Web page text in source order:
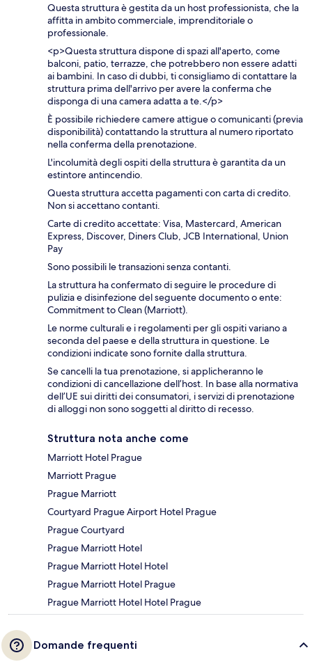
Questa struttura è gestita da un host professionista, che la
affitta in ambito commerciale, imprenditoriale o
professionale.
<p>Questa struttura dispone di spazi all'aperto, come
balconi, patio, terrazze, che potrebbero non essere adatti
ai bambini. In caso di dubbi, ti consigliamo di contattare la
struttura prima dell'arrivo per avere la conferma che
disponga di una camera adatta a te.</p>
È possibile richiedere camere attigue o comunicanti (previa
disponibilità) contattando la struttura al numero riportato
nella conferma della prenotazione.
L'incolumità degli ospiti della struttura è garantita da un
estintore antincendio.
Questa struttura accetta pagamenti con carta di credito.
Non si accettano contanti.
Carte di credito accettate: Visa, Mastercard, American
Express, Discover, Diners Club, JCB International, Union
Pay
Sono possibili le transazioni senza contanti.
La struttura ha confermato di seguire le procedure di
pulizia e disinfezione del seguente documento o ente:
Commitment to Clean (Marriott).
Le norme culturali e i regolamenti per gli ospiti variano a
seconda del paese e della struttura in questione. Le
condizioni indicate sono fornite dalla struttura.
Se cancelli la tua prenotazione, si applicheranno le
condizioni di cancellazione dell’host. In base alla normativa
dell’UE sui diritti dei consumatori, i servizi di prenotazione
di alloggi non sono soggetti al diritto di recesso.
Struttura nota anche come
Marriott Hotel Prague
Marriott Prague
Prague Marriott
Courtyard Prague Airport Hotel Prague
Prague Courtyard
Prague Marriott Hotel
Prague Marriott Hotel Hotel
Prague Marriott Hotel Prague
Prague Marriott Hotel Hotel Prague
Domande frequenti